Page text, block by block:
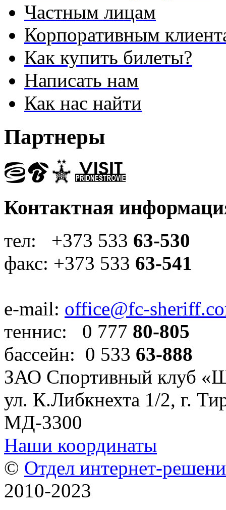
Частным лицам
Корпоративным
Как купить билеты?
Написать нам
Как нас найти
Партнеры
Контактная
тел: +373 533 63-530
факс: +373 533 63-541
e-mail: office@fc-
теннис: 0 777 80-805
бассейн: 0 533 63-888
ЗАО Спортивный клуб
ул. К.Либкнехта 1/2, г.
МД-3300
Наши координаты
© Отдел интернет-
2010-2023